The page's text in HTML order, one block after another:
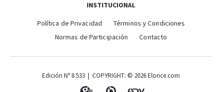
INSTITUCIONAL
Política de Privacidad
Términos y Condiciones
Normas de Participación
Contacto
Edición N° 8.533 | COPYRIGHT: © 2026 Elonce.com